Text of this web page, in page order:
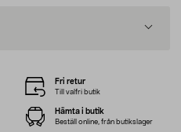
Fri retur
Till valfri butik
Hämta i butik
Beställ online, från butikslager